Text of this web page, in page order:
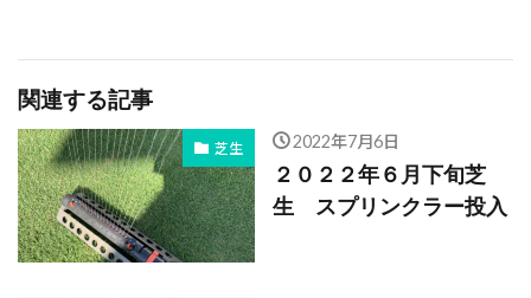
関連する記事
芝生 2022年7月6日
２０２２年６月下旬芝
生 スプリンクラー投入